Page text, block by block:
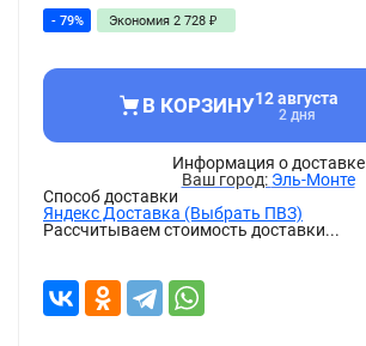
- 79% Экономия 2 728 ₽
В КОРЗИНУ12 августа
2 дня
Информация о доставке
Эль-Монте
Способ доставки
Яндекс Доставка (Выбрать ПВЗ)
Рассчитываем стоимость доставки...